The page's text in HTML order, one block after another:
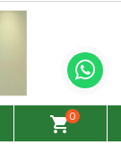
shopping_cart0